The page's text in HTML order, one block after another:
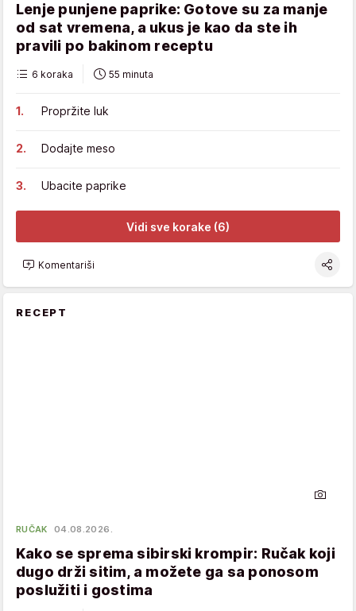
Lenje punjene paprike: Gotove su za manje
od sat vremena, a ukus je kao da ste ih
pravili po bakinom receptu
6 koraka 55 minuta
Propržite luk
Dodajte meso
Ubacite paprike
Vidi sve korake (6)
Komentariši
RECEPT
RUČAK 04.08.2026.
Kako se sprema sibirski krompir: Ručak koji
dugo drži sitim, a možete ga sa ponosom
poslužiti i gostima